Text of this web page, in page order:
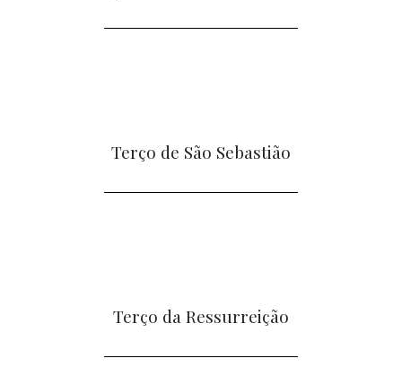
Terço de São Sebastião
Terço da Ressurreição